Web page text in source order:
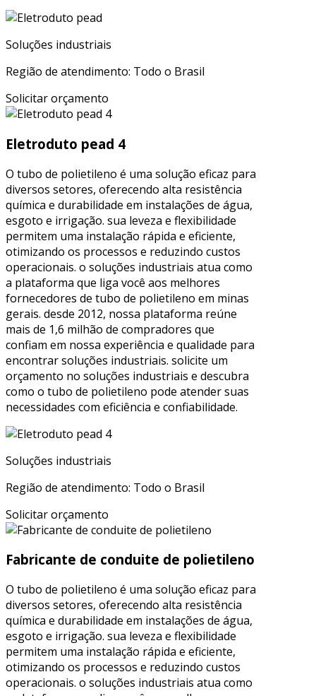
Soluções industriais
Região de atendimento: Todo o Brasil
Solicitar orçamento
Eletroduto pead 4
O tubo de polietileno é uma solução eficaz para
diversos setores, oferecendo alta resistência
química e durabilidade em instalações de água,
esgoto e irrigação. sua leveza e flexibilidade
permitem uma instalação rápida e eficiente,
otimizando os processos e reduzindo custos
operacionais. o soluções industriais atua como
a plataforma que liga você aos melhores
fornecedores de tubo de polietileno em minas
gerais. desde 2012, nossa plataforma reúne
mais de 1,6 milhão de compradores que
confiam em nossa experiência e qualidade para
encontrar soluções industriais. solicite um
orçamento no soluções industriais e descubra
como o tubo de polietileno pode atender suas
necessidades com eficiência e confiabilidade.
Soluções industriais
Região de atendimento: Todo o Brasil
Solicitar orçamento
Fabricante de conduite de polietileno
O tubo de polietileno é uma solução eficaz para
diversos setores, oferecendo alta resistência
química e durabilidade em instalações de água,
esgoto e irrigação. sua leveza e flexibilidade
permitem uma instalação rápida e eficiente,
otimizando os processos e reduzindo custos
operacionais. o soluções industriais atua como